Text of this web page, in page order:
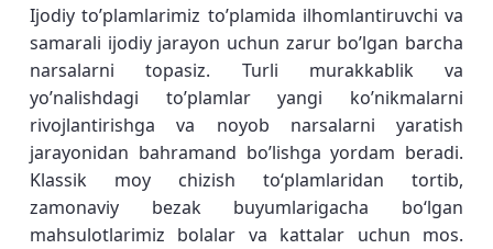
Ijodiy to’plamlarimiz to’plamida ilhomlantiruvchi va
samarali ijodiy jarayon uchun zarur bo’lgan barcha
narsalarni topasiz. Turli murakkablik va
yo’nalishdagi to’plamlar yangi ko’nikmalarni
rivojlantirishga va noyob narsalarni yaratish
jarayonidan bahramand bo’lishga yordam beradi.
Klassik moy chizish toʻplamlaridan tortib,
zamonaviy bezak buyumlarigacha boʻlgan
mahsulotlarimiz bolalar va kattalar uchun mos.